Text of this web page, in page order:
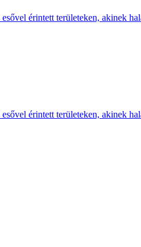
érintett területeken, akinek
érintett területeken, akinek